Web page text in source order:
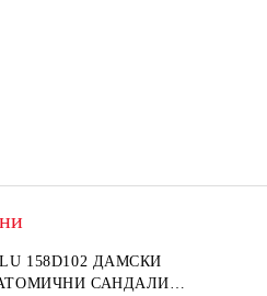
158D102 ДАМСКИ
САНДАЛИ